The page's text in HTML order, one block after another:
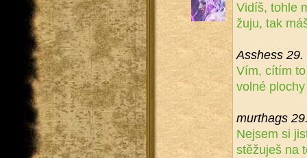
Vidíš, tohle
žu­ju, tak
Asshess 29.
Vím, cítím
volné
murthags
Nejsem si
stě­žu­ješ na